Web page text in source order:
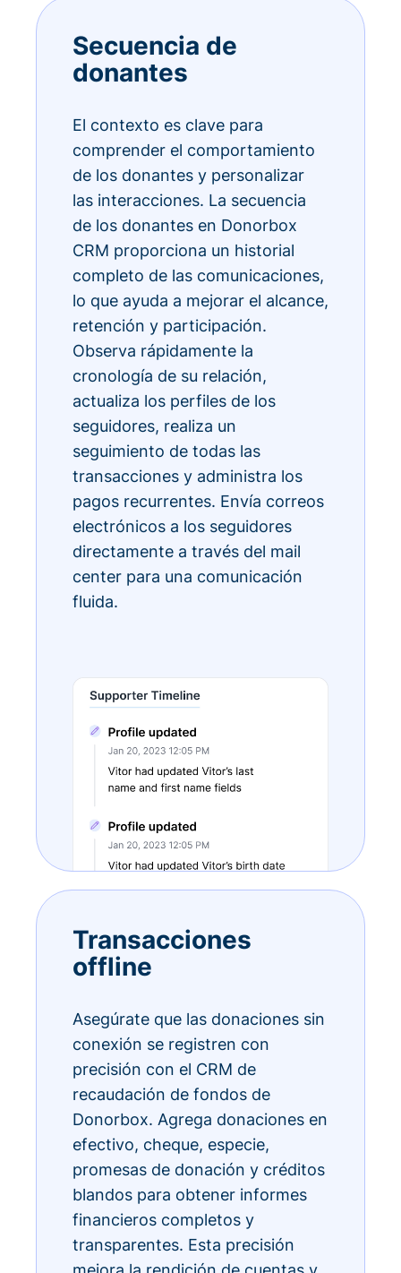
Secuencia de
donantes
El contexto es clave para
comprender el comportamiento
de los donantes y personalizar
las interacciones. La secuencia
de los donantes en Donorbox
CRM proporciona un historial
completo de las comunicaciones,
lo que ayuda a mejorar el alcance,
retención y participación.
Observa rápidamente la
cronología de su relación,
actualiza los perfiles de los
seguidores, realiza un
seguimiento de todas las
transacciones y administra los
pagos recurrentes. Envía correos
electrónicos a los seguidores
directamente a través del mail
center para una comunicación
fluida.
Transacciones
offline
Asegúrate que las donaciones sin
conexión se registren con
precisión con el CRM de
recaudación de fondos de
Donorbox. Agrega donaciones en
efectivo, cheque, especie,
promesas de donación y créditos
blandos para obtener informes
financieros completos y
transparentes. Esta precisión